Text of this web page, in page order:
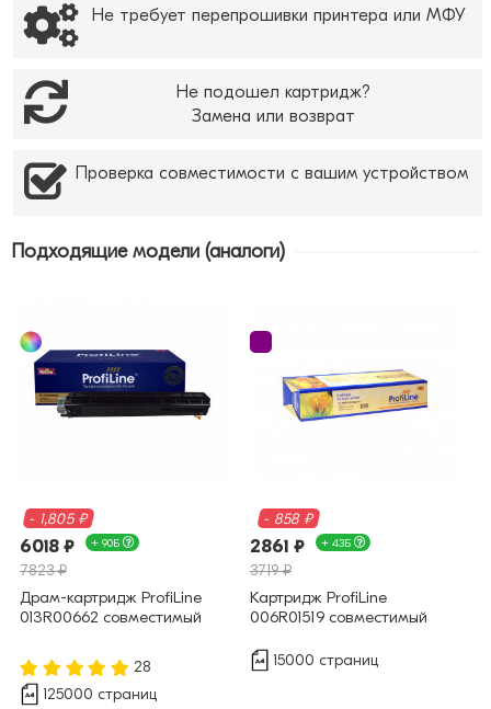
Не требует перепрошивки принтера или МФУ
Не подошел картридж?
Замена или возврат
Проверка совместимости с вашим устройством
Подходящие модели (аналоги)
- 1,805 ₽
6018 ₽ + 90Б
7823 ₽
Драм-картридж ProfiLine
013R00662 совместимый
28
125000 страниц
- 858 ₽
2861 ₽ + 43Б
3719 ₽
Картридж ProfiLine
006R01519 совместимый
15000 страниц